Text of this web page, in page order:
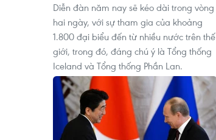
Diễn đàn năm nay sẽ kéo dài trong vòng
hai ngày, với sự tham gia của khoảng
1.800 đại biểu đến từ nhiều nước trên thế
giới, trong đó, đáng chú ý là Tổng thống
Iceland và Tổng thống Phần Lan.